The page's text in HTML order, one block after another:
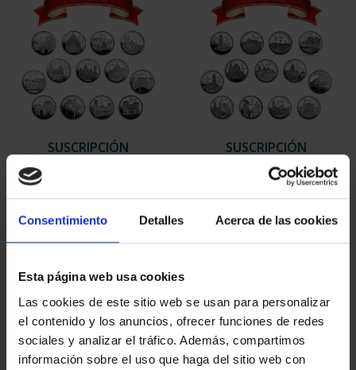
Consentimiento Detalles Acerca de las cookies
Esta página web usa cookies
Las cookies de este sitio web se usan para personalizar
el contenido y los anuncios, ofrecer funciones de redes
sociales y analizar el tráfico. Además, compartimos
información sobre el uso que haga del sitio web con
SUSCRIPCIÓN
949,00 €
Sólo para usuarios
registrados
SUSCRIPCIÓN
CAPITALES DE
PROVINCIA 2
949,00 €
Sólo para usuarios
registrados